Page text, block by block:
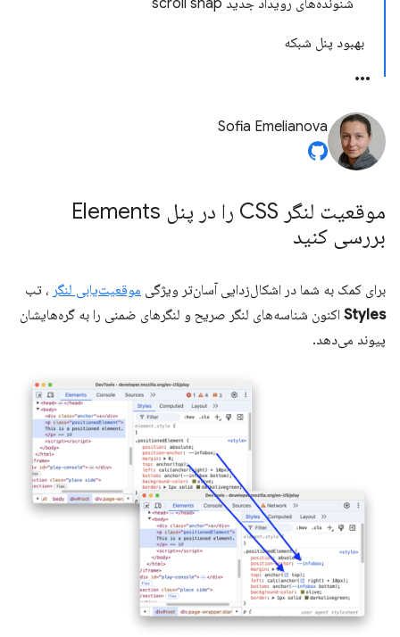
شنونده‌های رویداد جدید scroll snap
بهبود پنل شبکه
Sofia Emelianova
موقعیت لنگر CSS را در پنل Elements
بررسی کنید
برای کمک به شما در اشکال‌زدایی آسان‌تر ویژگی موقعیت‌یابی لنگر ، تب
Styles اکنون شناسه‌های لنگر صریح و لنگرهای ضمنی را به گره‌هایشان
پیوند می‌دهد.